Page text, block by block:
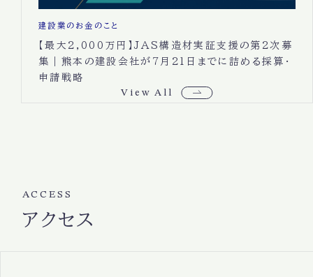
View All
建設業のお金のこと
【最大2,000万円】JAS構造材実証支援の第2次募
集｜熊本の建設会社が7月21日までに詰める採算・
申請戦略
ACCESS
アクセス